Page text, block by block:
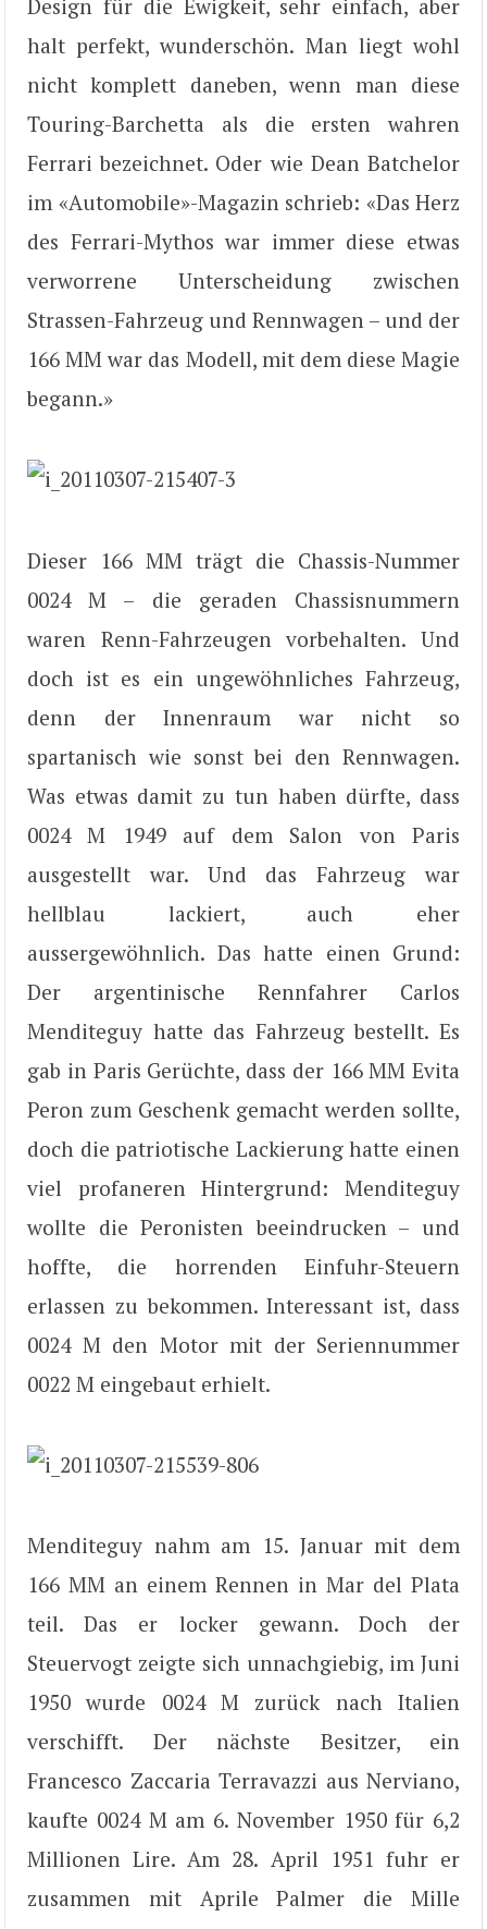
Design für die Ewigkeit, sehr einfach, aber
halt perfekt, wunderschön. Man liegt wohl
nicht komplett daneben, wenn man diese
Touring-Barchetta als die ersten wahren
Ferrari bezeichnet. Oder wie Dean Batchelor
im «Automobile»-Magazin schrieb: «Das Herz
des Ferrari-Mythos war immer diese etwas
verworrene Unterscheidung zwischen
Strassen-Fahrzeug und Rennwagen – und der
166 MM war das Modell, mit dem diese Magie
begann.»
Dieser 166 MM trägt die Chassis-Nummer
0024 M – die geraden Chassisnummern
waren Renn-Fahrzeugen vorbehalten. Und
doch ist es ein ungewöhnliches Fahrzeug,
denn der Innenraum war nicht so
spartanisch wie sonst bei den Rennwagen.
Was etwas damit zu tun haben dürfte, dass
0024 M 1949 auf dem Salon von Paris
ausgestellt war. Und das Fahrzeug war
hellblau lackiert, auch eher
aussergewöhnlich. Das hatte einen Grund:
Der argentinische Rennfahrer Carlos
Menditeguy hatte das Fahrzeug bestellt. Es
gab in Paris Gerüchte, dass der 166 MM Evita
Peron zum Geschenk gemacht werden sollte,
doch die patriotische Lackierung hatte einen
viel profaneren Hintergrund: Menditeguy
wollte die Peronisten beeindrucken – und
hoffte, die horrenden Einfuhr-Steuern
erlassen zu bekommen. Interessant ist, dass
0024 M den Motor mit der Seriennummer
0022 M eingebaut erhielt.
Menditeguy nahm am 15. Januar mit dem
166 MM an einem Rennen in Mar del Plata
teil. Das er locker gewann. Doch der
Steuervogt zeigte sich unnachgiebig, im Juni
1950 wurde 0024 M zurück nach Italien
verschifft. Der nächste Besitzer, ein
Francesco Zaccaria Terravazzi aus Nerviano,
kaufte 0024 M am 6. November 1950 für 6,2
Millionen Lire. Am 28. April 1951 fuhr er
zusammen mit Aprile Palmer die Mille